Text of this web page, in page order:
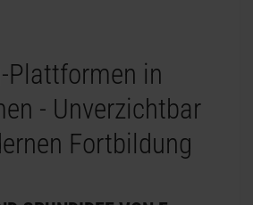
Plattformen in
- Unverzichtbar
Fortbildung